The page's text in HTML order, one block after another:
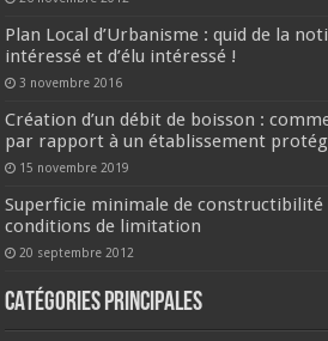
Plan Local d’Urbanisme : quid de la
intéressé et d’élu intéressé !
3 novembre 2016
Création d’un débit de boisson :
par rapport à un établissement
15 novembre 2019
Superficie minimale de constructibilité
conditions de limitation
20 septembre 2012
CATÉGORIES PRINCIPALES